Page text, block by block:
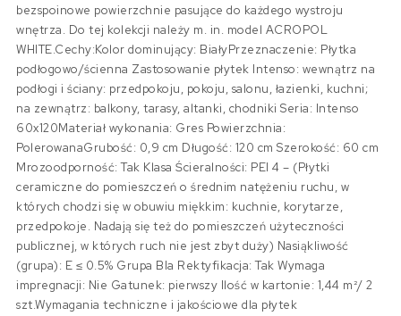
bezspoinowe powierzchnie pasujące do każdego wystroju
wnętrza. Do tej kolekcji należy m. in. model ACROPOL
WHITE.Cechy:Kolor dominujący: BiałyPrzeznaczenie: Płytka
podłogowo/ścienna Zastosowanie płytek Intenso: wewnątrz na
podłogi i ściany: przedpokoju, pokoju, salonu, łazienki, kuchni;
na zewnątrz: balkony, tarasy, altanki, chodniki Seria: Intenso
60x120Materiał wykonania: Gres Powierzchnia:
PolerowanaGrubość: 0,9 cm Długość: 120 cm Szerokość: 60 cm
Mrozoodporność: Tak Klasa Ścieralności: PEI 4 – (Płytki
ceramiczne do pomieszczeń o średnim natężeniu ruchu, w
których chodzi się w obuwiu miękkim: kuchnie, korytarze,
przedpokoje. Nadają się też do pomieszczeń użyteczności
publicznej, w których ruch nie jest zbyt duży) Nasiąkliwość
(grupa): E ≤ 0.5% Grupa BIa Rektyfikacja: Tak Wymaga
impregnacji: Nie Gatunek: pierwszy Ilość w kartonie: 1,44 m²/ 2
szt.Wymagania techniczne i jakościowe dla płytek